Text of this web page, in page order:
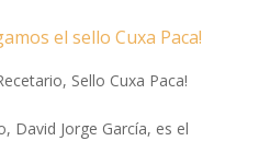
el sello Cuxa Paca!
, Sello Cuxa Paca!
David Jorge García, es el